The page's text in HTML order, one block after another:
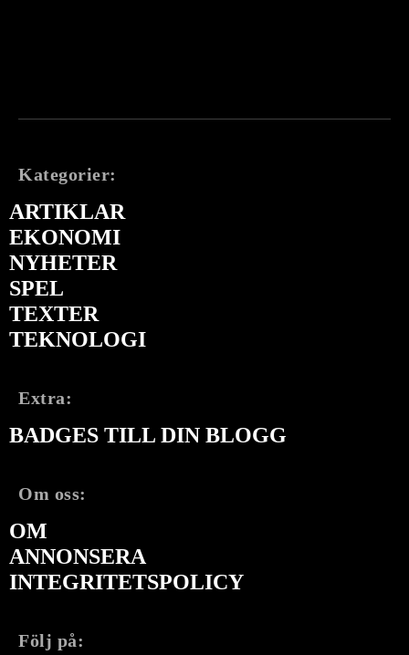
Kategorier:
ARTIKLAR
EKONOMI
NYHETER
SPEL
TEXTER
TEKNOLOGI
Extra:
BADGES TILL DIN BLOGG
Om oss:
OM
ANNONSERA
INTEGRITETSPOLICY
Följ på: